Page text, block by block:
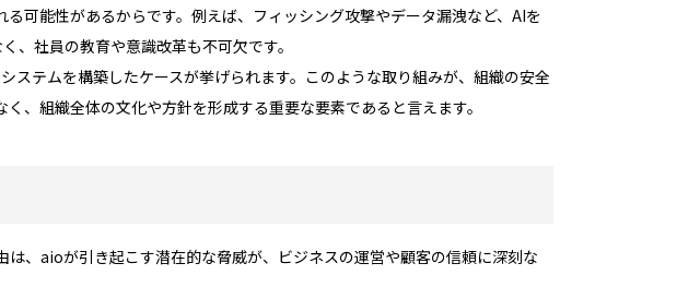
可能性があるからです。例えば、フィッシング攻撃やデータ漏洩など、AIを
、社員の教育や意識改革も不可欠です。
テムを構築したケースが挙げられます。このような取り組みが、組織の安全
、組織全体の文化や方針を形成する重要な要素であると言えます。
、aioが引き起こす潜在的な脅威が、ビジネスの運営や顧客の信頼に深刻な